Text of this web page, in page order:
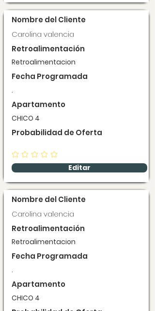
Nombre del Cliente
Carolina valencia
Retroalimentación
Retroalimentacion
Fecha Programada
.
Apartamento
CHICO 4
Probabilidad de Oferta
Editar
Nombre del Cliente
Carolina valencia
Retroalimentación
Retroalimentacion
Fecha Programada
.
Apartamento
CHICO 4